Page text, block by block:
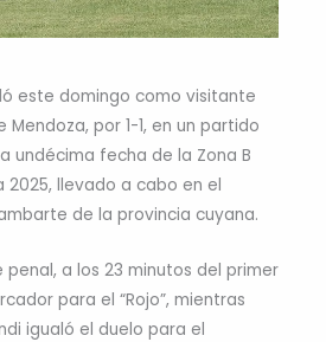
este domingo como visitante
por 1-1, en un partido
undécima fecha de la Zona B
2025, llevado a cabo en el
de la provincia cuyana.
penal, a los 23 minutos del primer
para el “Rojo”, mientras
igualó el duelo para el